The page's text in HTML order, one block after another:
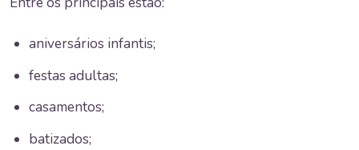
aniversários infantis;
festas adultas;
casamentos;
batizados;